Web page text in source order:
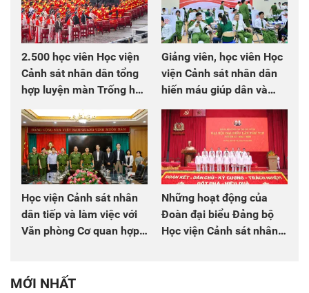
2.500 học viên Học viện
Cảnh sát nhân dân tổng
hợp luyện màn Trống hội
Giảng viên, học viên Học
viện Cảnh sát nhân dân
hiến máu giúp dân và
Học viện Cảnh sát nhân
dân tiếp và làm việc với
Văn phòng Cơ quan hợp
Những hoạt động của
Đoàn đại biểu Đảng bộ
Học viện Cảnh sát nhân
MỚI NHẤT